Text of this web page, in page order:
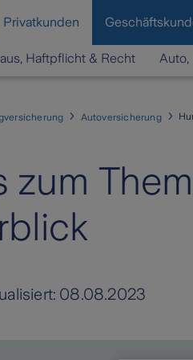
Privatkunden
Haftpflicht & Recht Auto,
Autoversicherung
zum
08.08.2023